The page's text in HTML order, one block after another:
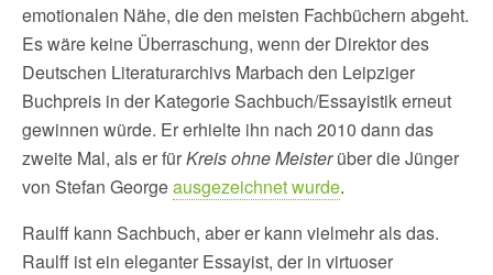
emotionalen Nähe, die den meisten Fachbüchern abgeht.
Es wäre keine Überraschung, wenn der Direktor des
Deutschen Literaturarchivs Marbach den Leipziger
Buchpreis in der Kategorie Sachbuch/Essayistik erneut
gewinnen würde. Er erhielte ihn nach 2010 dann das
zweite Mal, als er fürKreis ohne Meisterüber die Jünger
von Stefan Georgeausgezeichnet wurde.
Raulff kann Sachbuch, aber er kann vielmehr als das.
Raulff ist ein eleganter Essayist, der in virtuoser